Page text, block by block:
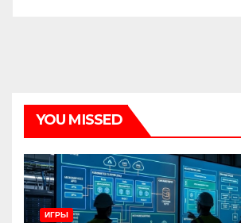
YOU MISSED
ИГРЫ